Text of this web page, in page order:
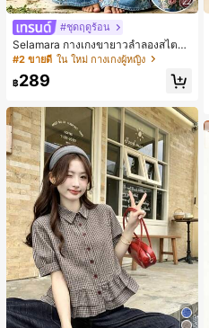
#ชุดฤดูร้อน
Selamara กางเกงขายาวลำลองสไตล์โ
บฮีเมียนสำหรับพักผ่อน สีกากี ผิวสัมผัส
มีเท็กซ์เจอร์ เอวสูงทรงหลวม เอวยางยืด
พร้อมเชือกรูด ทรงขาตรงทิ้งตัว ขากว้า
ดินทาง
#2 ขายดี ใน ใหม่ กางเกงผู้หญิง
฿289